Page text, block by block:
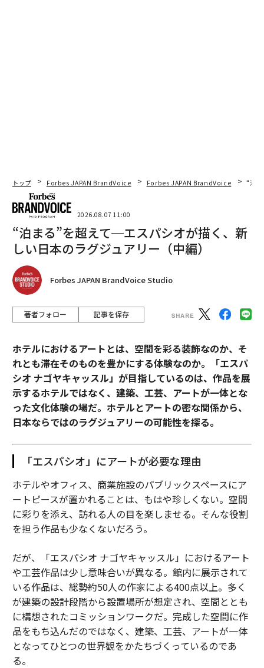
トップ Forbes JAPAN BrandVoice Forbes JAPAN BrandVoice “泊
2026.08.07 11:00
“泊まる”を超えて─エスパシオが描く、新
しい日本のラグジュアリー（中編）
Forbes JAPAN BrandVoice Studio
著者フォロー 記事を保存
ホテルにおけるアートとは、空間を彩る装飾なのか、そ
れとも滞在そのものを豊かにする体験なのか。「エスパ
シオ ナゴヤキャッスル」が目指しているのは、作品を展
示するホテルではなく、建築、工芸、アートが一体とな
った文化体験の場だ。ホテルとアートの密な関係から、
日本ならではのラグジュアリーの可能性を探る。
「エスパシオ」にアートが必要な理由
ホテルやオフィス、商業施設のパブリックスペースにア
ートピースが置かれることは、もはや珍しくない。空間
に彩りを添え、訪れる人の目を楽しませる。そんな役割
を担う作品も少なくないだろう。
だが、「エスパシオ ナゴヤキャッスル」におけるアート
や工芸作品は少し意味合いが異なる。館内に展示されて
いる作品は、総勢約50人の作家による400点以上。多く
が建築の設計段階から設置場所が想定され、空間ととも
に構想されたコミッションワークだ。完成した空間に作
品をもち込んだのではなく、建築、工芸、アートが一体
となってひとつの世界観をかたちづくっているのであ
る。